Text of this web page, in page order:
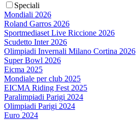
Speciali
Mondiali 2026
Roland Garros 2026
Sportmediaset Live Riccione 2026
Scudetto Inter 2026
Olimpiadi Invernali Milano Cortina 2026
Super Bowl 2026
Eicma 2025
Mondiale per club 2025
EICMA Riding Fest 2025
Paralimpiadi Parigi 2024
Olimpiadi Parigi 2024
Euro 2024